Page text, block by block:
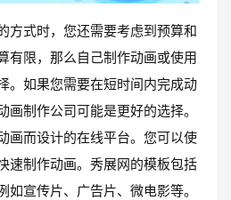
方式时，您还需要考虑到预算和
有限，那么自己制作动画或使用
。如果您需要在短时间内完成动
画制作公司可能是更好的选择。
画而设计的在线平台。您可以使
速制作动画。秀展网的模板包括
如宣传片、广告片、微电影等。